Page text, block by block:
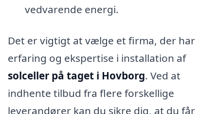
vedvarende energi.
Det er vigtigt at vælge et firma, der har
erfaring og ekspertise i installation af
solceller på taget i Hovborg. Ved at
indhente tilbud fra flere forskellige
leverandører kan du sikre dig, at du får